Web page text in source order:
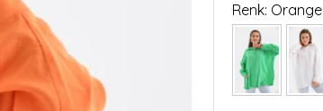
Renk: Orange